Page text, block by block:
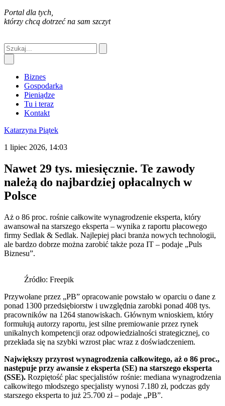
Portal dla tych,
którzy chcą dotrzeć na sam szczyt
Biznes
Gospodarka
Pieniądze
Tu i teraz
Kontakt
Katarzyna Piątek
1 lipiec 2026, 14:03
Nawet 29 tys. miesięcznie. Te zawody
należą do najbardziej opłacalnych w
Polsce
Aż o 86 proc. rośnie całkowite wynagrodzenie eksperta, który
awansował na starszego eksperta – wynika z raportu płacowego
firmy Sedlak & Sedlak. Najlepiej płaci branża nowych technologii,
ale bardzo dobrze można zarobić także poza IT – podaje „Puls
Biznesu”.
Źródło: Freepik
Przywołane przez „PB” opracowanie powstało w oparciu o dane z
ponad 1300 przedsiębiorstw i uwzględnia zarobki ponad 408 tys.
pracowników na 1264 stanowiskach. Głównym wnioskiem, który
formułują autorzy raportu, jest silne premiowanie przez rynek
unikalnych kompetencji oraz odpowiedzialności strategicznej, co
przekłada się na szybki wzrost płac wraz z doświadczeniem.
Największy przyrost wynagrodzenia całkowitego, aż o 86 proc.,
następuje przy awansie z eksperta (SE) na starszego eksperta
(SSE). Rozpiętość płac specjalistów rośnie: mediana wynagrodzenia
całkowitego młodszego specjalisty wynosi 7.180 zł, podczas gdy
starszego eksperta to już 25.700 zł – podaje „PB”.